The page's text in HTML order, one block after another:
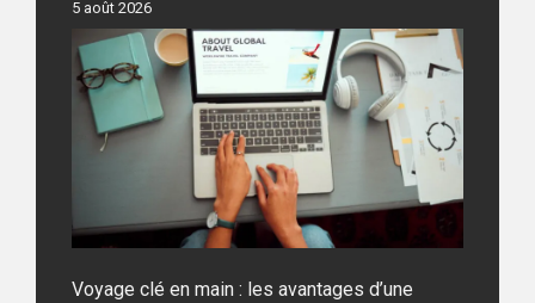
5 août 2026
Voyage clé en main : les avantages d’une